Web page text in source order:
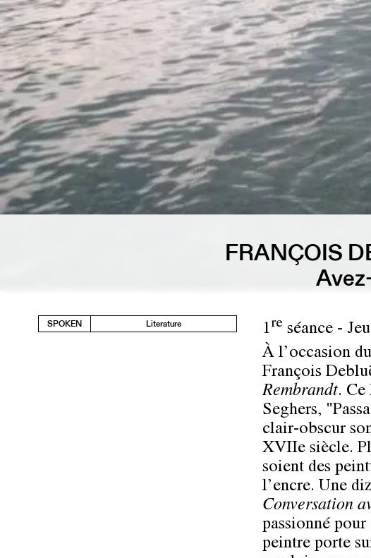
FRANÇOIS
SPOKEN Literature 1re séance -
À l’occasion
François
Rembrandt.
Seghers,
clair-obscur
XVIIe siècle.
soient des
l’encre. Une
Conversation
passionné
peintre porte